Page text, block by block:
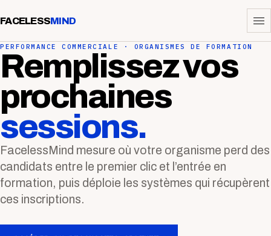
FACELESSMIND
PERFORMANCE COMMERCIALE · ORGANISMES DE FORMATION
Remplissez vos
prochaines
sessions.
FacelessMind mesure où votre organisme perd des
candidats entre le premier clic et l’entrée en
formation, puis déploie les systèmes qui récupèrent
ces inscriptions.